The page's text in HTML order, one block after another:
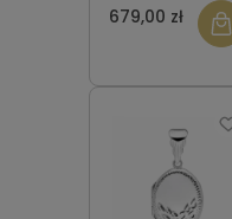
Broszka Paw z
Markazytami
SWZ6254
679,00 zł